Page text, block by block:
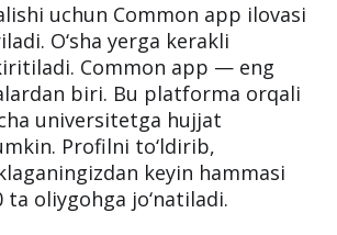
uchun Common app ilovasi
O‘sha yerga kerakli
Common app — eng
biri. Bu platforma orqali
universitetga hujjat
Profilni to‘ldirib,
keyin hammasi
ta oliygohga jo‘natiladi.